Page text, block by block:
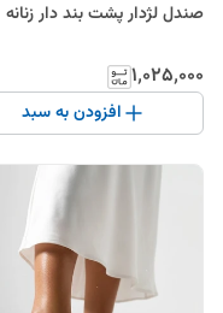
صندل لژدار پشت بند دار زنانه
۱٬۰۲۵٬۰۰۰
افزودن به سبد